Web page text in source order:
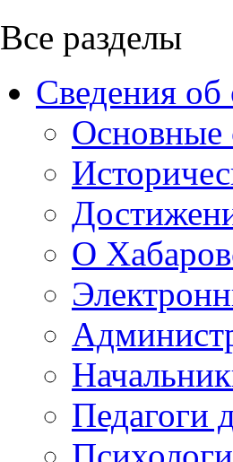
Все разделы
Сведения об
Основные
О
Педагоги